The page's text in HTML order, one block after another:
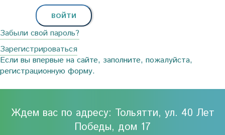
Забыли свой пароль?
Зарегистрироваться
Если вы впервые на сайте, заполните, пожалуйста,
регистрационную форму.
Ждем вас по адресу: Тольятти, ул. 40 Лет
Победы, дом 17